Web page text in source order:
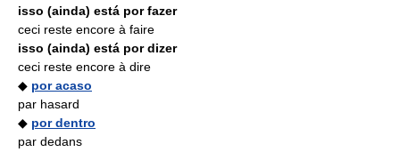
isso (ainda) está por fazer
ceci reste encore à faire
isso (ainda) está por dizer
ceci reste encore à dire
◆ por acaso
par hasard
◆ por dentro
par dedans